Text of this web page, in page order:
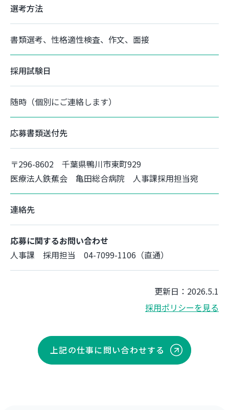
選考方法
書類選考、性格適性検査、作文、面接
採用試験日
随時（個別にご連絡します）
応募書類送付先
〒296-8602 千葉県鴨川市東町929
医療法人鉄蕉会 亀田総合病院 人事課採用担当宛
連絡先
応募に関するお問い合わせ
人事課 採用担当 04-7099-1106（直通）
更新日：2026.5.1
採用ポリシーを見る
上記の仕事に問い合わせする